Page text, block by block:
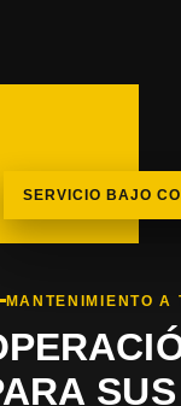
SERVICIO BAJO
MANTENIMIENTO A